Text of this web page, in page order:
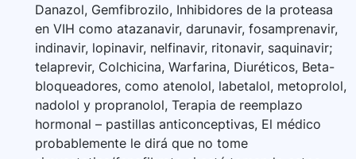
Danazol, Gemfibrozilo, Inhibidores de la proteasa
en VIH como atazanavir, darunavir, fosamprenavir,
indinavir, lopinavir, nelfinavir, ritonavir, saquinavir;
telaprevir, Colchicina, Warfarina, Diuréticos, Beta-
bloqueadores, como atenolol, labetalol, metoprolol,
nadolol y propranolol, Terapia de reemplazo
hormonal – pastillas anticonceptivas, El médico
probablemente le dirá que no tome